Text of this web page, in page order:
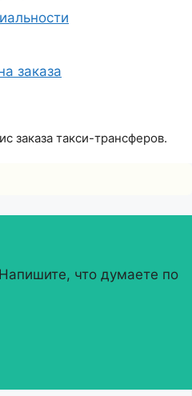
заказа
заказа такси-трансферов.
что думаете по